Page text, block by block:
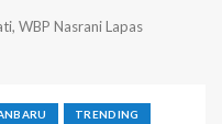
WBP Nasrani Lapas
TRENDING